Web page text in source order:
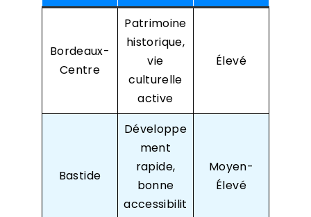
Bordeaux-
Centre
Patrimoine
historique,
vie
culturelle
active
Élevé
Bastide
Développe
ment
rapide,
bonne
accessibilit
Moyen-
Élevé